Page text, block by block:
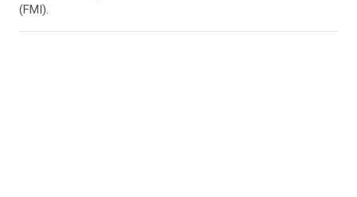
(FMI).